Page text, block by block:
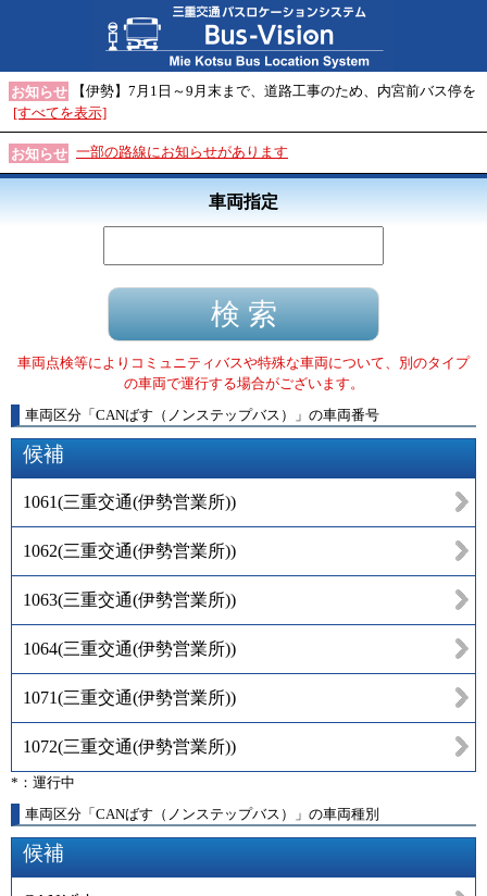
お知らせ
【伊勢】7月1日～9月末まで、道路工事のため、内宮前バス停を
[すべてを表示]
お知らせ 一部の路線にお知らせがあります
車両指定
車両点検等によりコミュニティバスや特殊な車両について、別のタイプ
の車両で運行する場合がございます。
車両区分 「 CANばす（ノンステップバス） 」 の車両番号
候補
1061(三重交通(伊勢営業所))
1062(三重交通(伊勢営業所))
1063(三重交通(伊勢営業所))
1064(三重交通(伊勢営業所))
1071(三重交通(伊勢営業所))
1072(三重交通(伊勢営業所))
*：運行中
車両区分「CANばす（ノンステップバス）」の車両種別
候補